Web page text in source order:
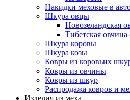
Накидки меховые в
Шкура овцы
Новозеландская
Тибетская
Шкура коровы
Шкура козы
Ковры из коровьих
Ковры из овчины
Ковры из шкур
Распродажа ковров и
Изделия из меха